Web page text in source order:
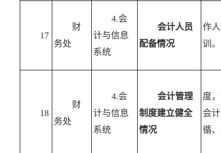
17
财
务处
4.会
计与信息
系统
会计人员
配备情况
作
训。
18
财
务处
4.会
计与信息
系统
会计管理
制度建立健全
情况
度
会
循